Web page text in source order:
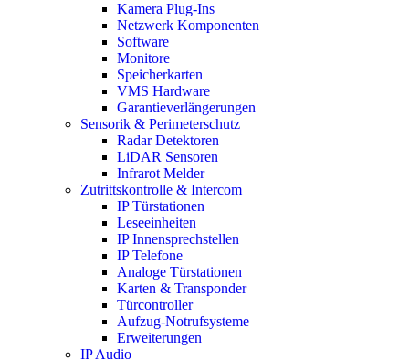
Kamera Plug-Ins
Netzwerk Komponenten
Software
Monitore
Speicherkarten
VMS Hardware
Garantieverlängerungen
Sensorik & Perimeterschutz
Radar Detektoren
LiDAR Sensoren
Infrarot Melder
Zutrittskontrolle & Intercom
IP Türstationen
Leseeinheiten
IP Innensprechstellen
IP Telefone
Analoge Türstationen
Karten & Transponder
Türcontroller
Aufzug-Notrufsysteme
Erweiterungen
IP Audio